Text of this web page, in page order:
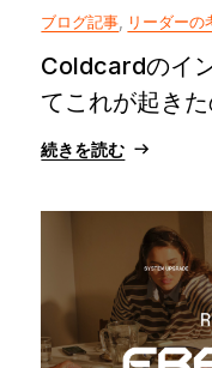
ブログ記事 リーダーの
Coldcardのイ
てこれが起きた
続きを読む